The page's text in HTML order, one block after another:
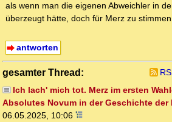
als wenn man die eigenen Abweichler in
überzeugt hätte, doch für Merz zu
antworten
gesamter Thread:
Ich lach' mich tot. Merz im ersten
Absolutes Novum in der Geschichte der
06.05.2025, 10:06